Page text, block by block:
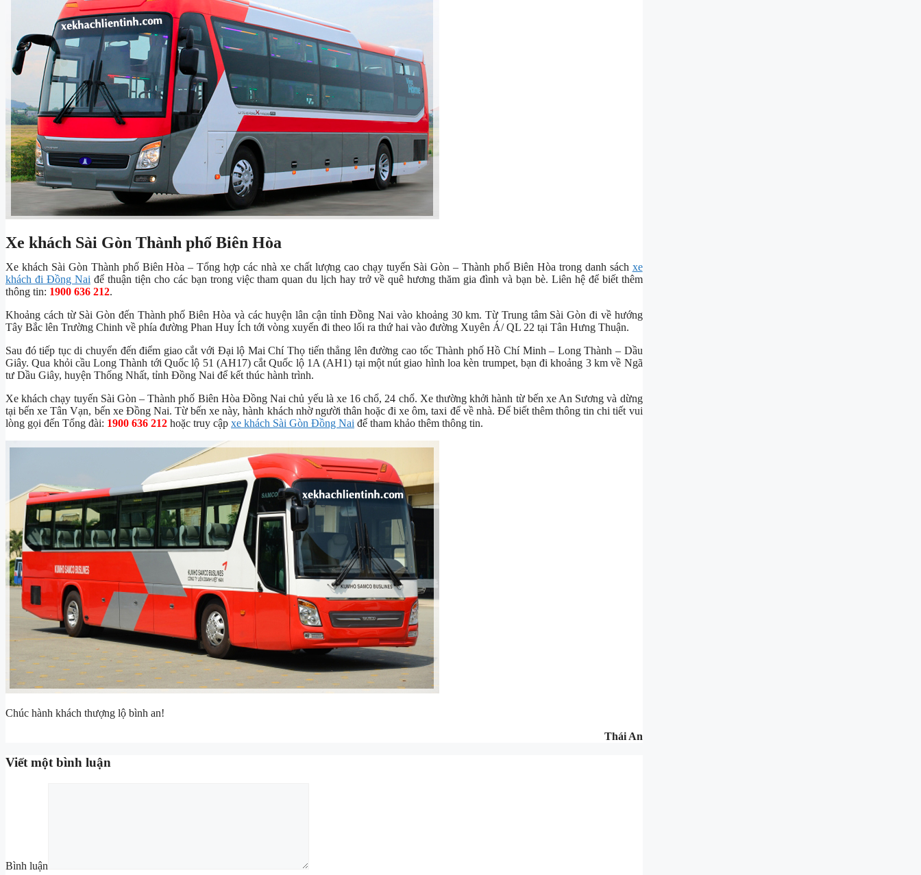
Xe khách Sài Gòn Thành phố Biên Hòa
Xe khách Sài Gòn Thành phố Biên Hòa – Tổng hợp các nhà xe chất lượng cao chạy tuyến Sài Gòn – Thành phố Biên Hòa trong danh sách xe
khách đi Đồng Nai để thuận tiện cho các bạn trong việc tham quan du lịch hay trở về quê hương thăm gia đình và bạn bè. Liên hệ để biết thêm
thông tin: 1900 636 212.
Khoảng cách từ Sài Gòn đến Thành phố Biên Hòa và các huyện lân cận tỉnh Đồng Nai vào khoảng 30 km. Từ Trung tâm Sài Gòn đi về hướng
Tây Bắc lên Trường Chinh về phía đường Phan Huy Ích tới vòng xuyến đi theo lối ra thứ hai vào đường Xuyên Á/ QL 22 tại Tân Hưng Thuận.
Sau đó tiếp tục di chuyển đến điểm giao cắt với Đại lộ Mai Chí Thọ tiến thẳng lên đường cao tốc Thành phố Hồ Chí Minh – Long Thành – Dầu
Giây. Qua khỏi cầu Long Thành tới Quốc lộ 51 (AH17) cắt Quốc lộ 1A (AH1) tại một nút giao hình loa kèn trumpet, bạn đi khoảng 3 km về Ngã
tư Dầu Giây, huyện Thống Nhất, tỉnh Đồng Nai để kết thúc hành trình.
Xe khách chạy tuyến Sài Gòn – Thành phố Biên Hòa Đồng Nai chủ yếu là xe 16 chổ, 24 chổ. Xe thường khởi hành từ bến xe An Sương và dừng
tại bến xe Tân Vạn, bến xe Đồng Nai. Từ bến xe này, hành khách nhờ người thân hoặc đi xe ôm, taxi để về nhà. Để biết thêm thông tin chi tiết vui
lòng gọi đến Tổng đài: 1900 636 212 hoặc truy cập xe khách Sài Gòn Đồng Nai để tham khảo thêm thông tin.
Chúc hành khách thượng lộ bình an!
Thái An
Viết một bình luận
Bình luận